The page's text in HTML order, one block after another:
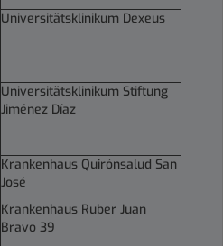
Universitätsklinikum Dexeus
Universitätsklinikum Stiftung
Jiménez Díaz
Krankenhaus Quirónsalud San
José
Krankenhaus Ruber Juan
Bravo 39